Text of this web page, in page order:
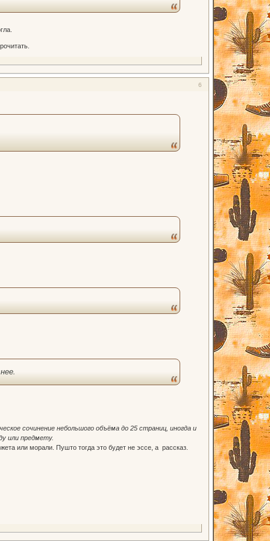
6
сочинение небольшого объёма до 25 страниц, иногда и
или предмету.
или морали. Пушто тогда это будет не эссе, а рассказ.